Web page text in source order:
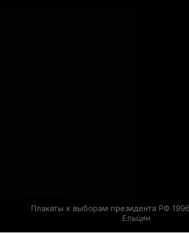
Плакаты к выборам президента РФ
Ельцин